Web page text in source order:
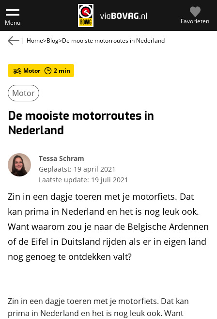
Menu Favorieten
| Home>Blog>De mooiste motorroutes in Nederland
Motor 2 min
De mooiste motorroutes in
Nederland
Zin in een dagje toeren met je motorfiets. Dat
kan prima in Nederland en het is nog leuk ook.
Want waarom zou je naar de Belgische Ardennen
of de Eifel in Duitsland rijden als er in eigen land
nog genoeg te ontdekken valt?
Tessa Schram
Geplaatst: 19 april 2021
Laatste update: 19 juli 2021
Motor
Zin in een dagje toeren met je motorfiets. Dat kan
prima in Nederland en het is nog leuk ook. Want